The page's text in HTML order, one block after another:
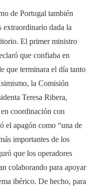
de Portugal también
dada la
El primer ministro
que confiaba en
que terminara el día tanto
la Comisión
Teresa Ribera,
coordinación con
el apagón como “una de
importantes de los
que los operadores
colaborando para apoyar
ibérico​. De hecho, para